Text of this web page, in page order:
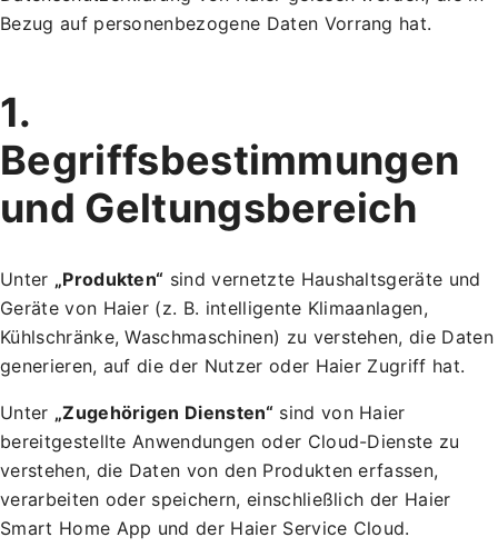
Bezug auf personenbezogene Daten Vorrang hat.
1.
Begriffsbestimmungen
und Geltungsbereich
Unter „Produkten“ sind vernetzte Haushaltsgeräte und
Geräte von Haier (z. B. intelligente Klimaanlagen,
Kühlschränke, Waschmaschinen) zu verstehen, die Daten
generieren, auf die der Nutzer oder Haier Zugriff hat.
Unter „Zugehörigen Diensten“ sind von Haier
bereitgestellte Anwendungen oder Cloud-Dienste zu
verstehen, die Daten von den Produkten erfassen,
verarbeiten oder speichern, einschließlich der Haier
Smart Home App und der Haier Service Cloud.